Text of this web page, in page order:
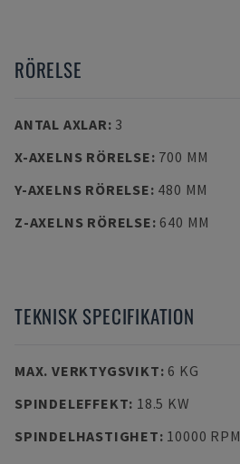
RÖRELSE
ANTAL AXLAR: 3
X-AXELNS RÖRELSE: 700 MM
Y-AXELNS RÖRELSE: 480 MM
Z-AXELNS RÖRELSE: 640 MM
TEKNISK SPECIFIKATION
MAX. VERKTYGSVIKT: 6 KG
SPINDELEFFEKT: 18.5 KW
SPINDELHASTIGHET: 10000 RPM